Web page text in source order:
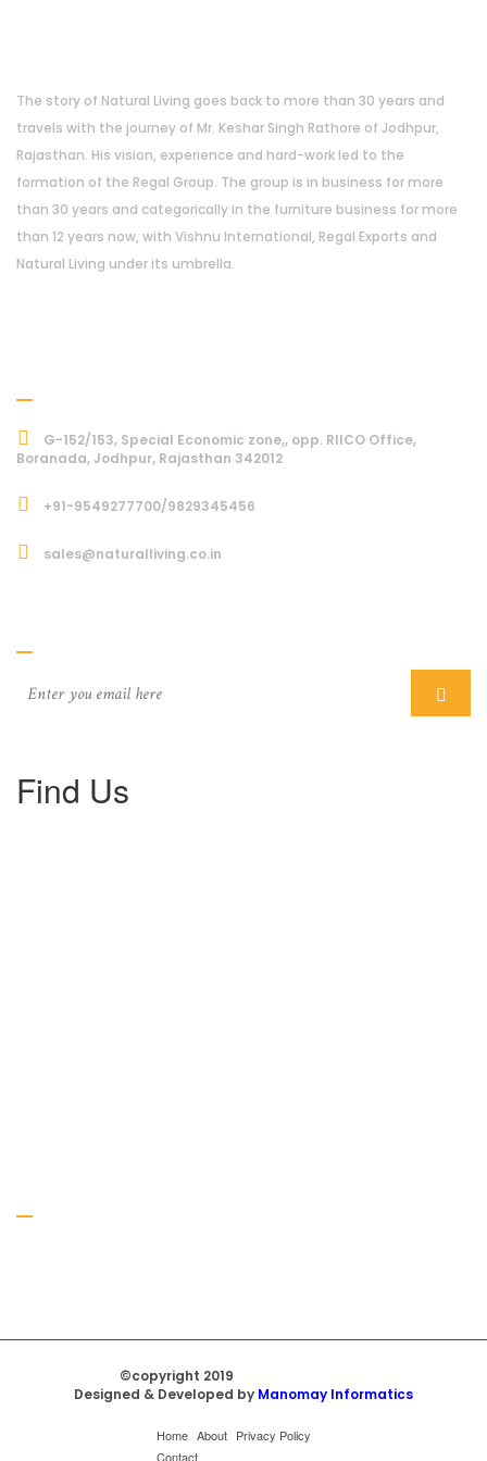
The story of Natural Living goes back to more than 30 years and
travels with the journey of Mr. Keshar Singh Rathore of Jodhpur,
Rajasthan. His vision, experience and hard-work led to the
formation of the Regal Group. The group is in business for more
than 30 years and categorically in the furniture business for more
than 12 years now, with Vishnu International, Regal Exports and
Natural Living under its umbrella.
G-152/153, Special Economic zone,, opp. RIICO Office,
Boranada, Jodhpur, Rajasthan 342012
+91-9549277700/9829345456
sales@naturalliving.co.in
Find Us
©copyright 2019
Designed & Developed by Manomay Informatics
Home About Privacy Policy
Contact